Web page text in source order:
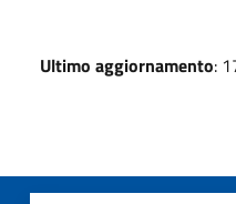
Ultimo aggiornamento: